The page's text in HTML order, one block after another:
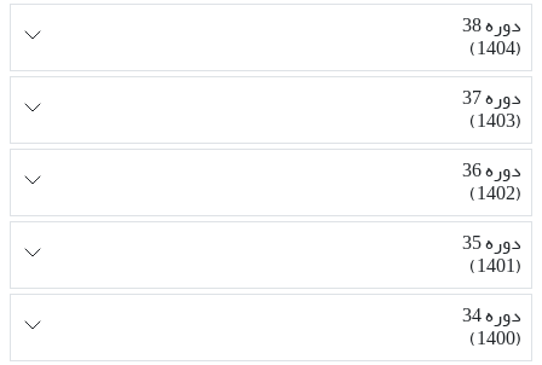
دوره 38
(1404)
دوره 37
(1403)
دوره 36
(1402)
دوره 35
(1401)
دوره 34
(1400)